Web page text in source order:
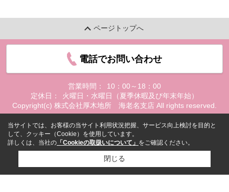
ページトップへ
電話でお問い合わせ
営業時間：
10：00～18：00
定休日：
火曜日・水曜日（夏季休暇及び年末年始）
Copyright(c) 株式会社厚木地所 海老名支店 All rights reserved.
当サイトでは、お客様の当サイト利用状況把握、サービス向上検討を目的と
して、クッキー（Cookie）を使用しています。
詳しくは、当社の 「Cookieの取扱いについて」 をご確認ください。
閉じる